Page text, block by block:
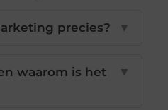
precies? ▼
waarom is het
▼